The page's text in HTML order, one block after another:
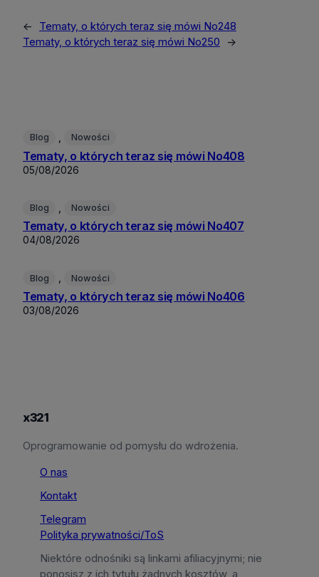
←
Tematy, o których teraz się mówi No248
Tematy, o których teraz się mówi No250
→
Blog Nowości
Tematy, o których teraz się mówi No408
05/08/2026
Blog Nowości
Tematy, o których teraz się mówi No407
04/08/2026
Blog Nowości
Tematy, o których teraz się mówi No406
03/08/2026
x321
Oprogramowanie od pomysłu do wdrożenia.
O nas
Kontakt
Telegram
Polityka prywatności/ToS
Niektóre odnośniki są linkami afiliacyjnymi; nie
ponosisz z ich tytułu żadnych kosztów, a